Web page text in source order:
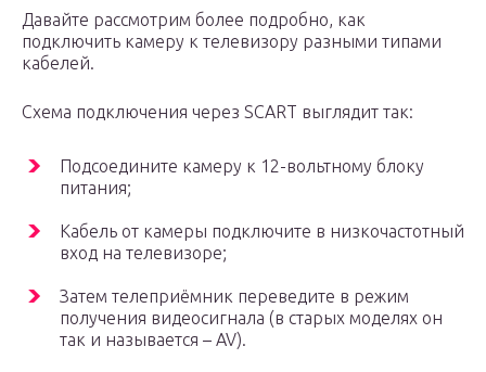
Давайте рассмотрим более подробно, как
подключить камеру к телевизору разными типами
кабелей.
Схема подключения через SCART выглядит так:
Подсоедините камеру к 12-вольтному блоку
питания;
Кабель от камеры подключите в низкочастотный
вход на телевизоре;
Затем телеприёмник переведите в режим
получения видеосигнала (в старых моделях он
так и называется – AV).